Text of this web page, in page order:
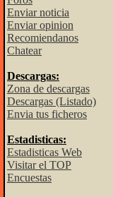
Enviar noticia
Enviar opinion
Recomiendanos
Chatear
Descargas:
Zona de descargas
Descargas (Listado)
Envia tus ficheros
Estadisticas:
Estadisticas Web
Visitar el TOP
Encuestas